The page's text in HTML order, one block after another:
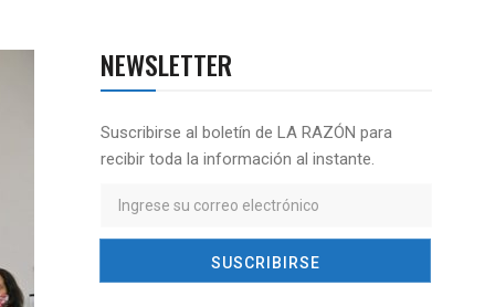
NEWSLETTER
Suscribirse al boletín de LA RAZÓN para
recibir toda la información al instante.